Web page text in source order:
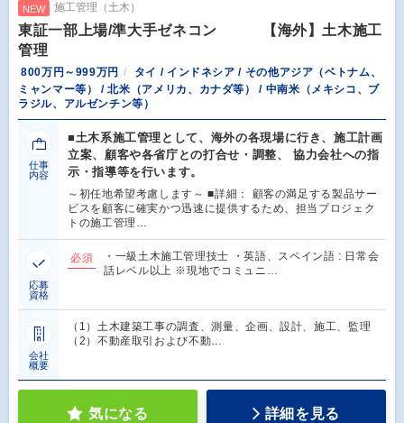
NEW 施工管理（土木）
東証一部上場/準大手ゼネコン 【海外】土木施工
管理
800万円～999万円
タイ / インドネシア / その他アジア（ベトナム、
ミャンマー等） / 北米（アメリカ、カナダ等） / 中南米（メキシコ、ブ
ラジル、アルゼンチン等）
仕事
内容
■土木系施工管理として、海外の各現場に行き、施工計画
立案、顧客や各省庁との打合せ・調整、 協力会社への指
示・指導等を行います。
～初任地希望考慮します～ ■詳細： 顧客の満足する製品サー
ビスを顧客に確実かつ迅速に提供するため、担当プロジェク
トの施工管理…
応募
資格
必須
・一級土木施工管理技士 ・英語、スペイン語 : 日常会
話レベル以上 ※現地でコミュニ…
会社
概要
（1）土木建築工事の調査、測量、企画、設計、施工、監理
（2）不動産取引および不動…
気になる 詳細を見る